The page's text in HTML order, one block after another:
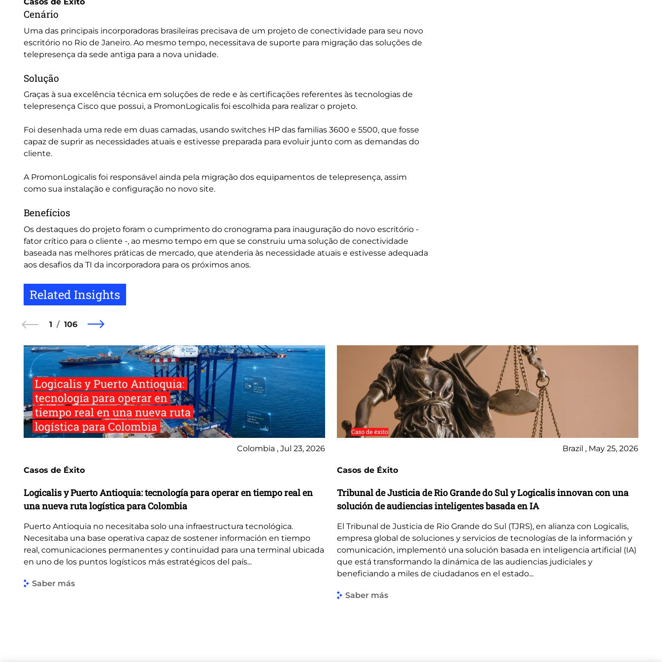
Cenário
Uma das principais incorporadoras brasileiras precisava de um projeto de conectividade para seu novo
escritório no Rio de Janeiro. Ao mesmo tempo, necessitava de suporte para migração das soluções de
telepresença da sede antiga para a nova unidade.
Solução
Graças à sua excelência técnica em soluções de rede e às certificações referentes às tecnologias de
telepresença Cisco que possui, a PromonLogicalis foi escolhida para realizar o projeto.
Foi desenhada uma rede em duas camadas, usando switches HP das familias 3600 e 5500, que fosse
capaz de suprir as necessidades atuais e estivesse preparada para evoluir junto com as demandas do
cliente.
A PromonLogicalis foi responsável ainda pela migração dos equipamentos de telepresença, assim
como sua instalação e configuração no novo site.
Benefícios
Os destaques do projeto foram o cumprimento do cronograma para inauguração do novo escritório -
fator crítico para o cliente -, ao mesmo tempo em que se construiu uma solução de conectividade
baseada nas melhores práticas de mercado, que atenderia às necessidade atuais e estivesse adequada
aos desafios da TI da incorporadora para os próximos anos.
Related Insights
1 106
Colombia , Jul 23, 2026
Casos de Éxito
Logicalis y Puerto Antioquia: tecnología para operar en tiempo real en
una nueva ruta logística para Colombia
Puerto Antioquia no necesitaba solo una infraestructura tecnológica.
Necesitaba una base operativa capaz de sostener información en tiempo
real, comunicaciones permanentes y continuidad para una terminal ubicada
en uno de los puntos logísticos más estratégicos del país...
Saber más
Brazil , May 25, 2026
Casos de Éxito
Tribunal de Justicia de Rio Grande do Sul y Logicalis innovan con una
solución de audiencias inteligentes basada en IA
El Tribunal de Justicia de Rio Grande do Sul (TJRS), en alianza con Logicalis,
empresa global de soluciones y servicios de tecnologías de la información y
comunicación, implementó una solución basada en inteligencia artificial (IA)
que está transformando la dinámica de las audiencias judiciales y
beneficiando a miles de ciudadanos en el estado...
Saber más